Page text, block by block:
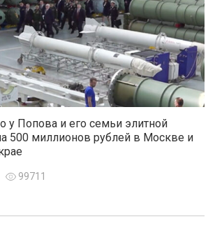
у Попова и его семьи элитной
500 миллионов рублей в Москве и
99711